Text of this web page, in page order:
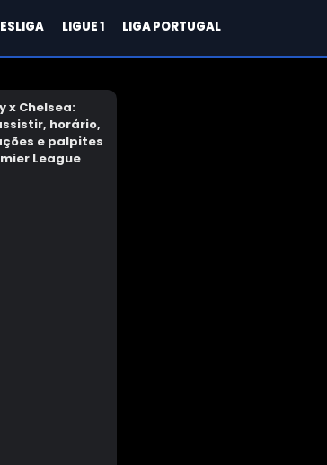
LIGUE 1 LIGA PORTUGAL
x Chelsea:
horário,
e palpites
League